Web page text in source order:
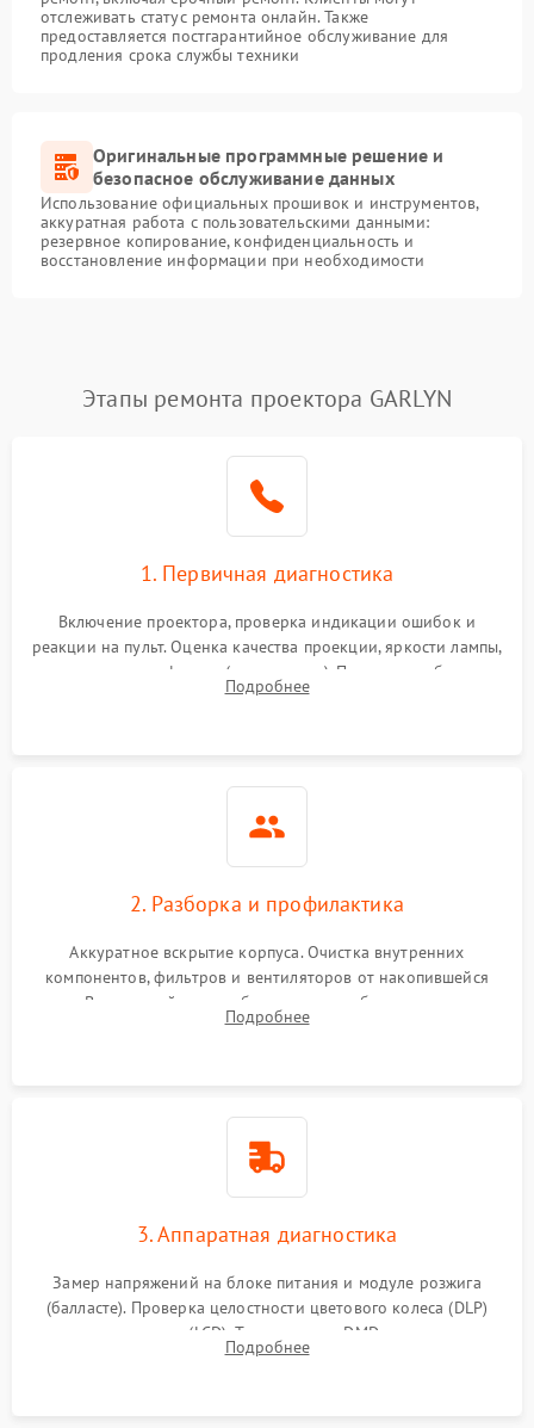
отслеживать статус ремонта онлайн. Также
предоставляется постгарантийное обслуживание для
продления срока службы техники
Оригинальные программные решение и
безопасное обслуживание данных
Использование официальных прошивок и инструментов,
аккуратная работа с пользовательскими данными:
резервное копирование, конфиденциальность и
восстановление информации при необходимости
Этапы ремонта проектора GARLYN
1. Первичная диагностика
Включение проектора, проверка индикации ошибок и
реакции на пульт. Оценка качества проекции, яркости лампы,
наличия артефактов (точки, пятна). Проверка работы
системы охлаждения по уровню шума вентиляторов.
Подробнее
2. Разборка и профилактика
Аккуратное вскрытие корпуса. Очистка внутренних
компонентов, фильтров и вентиляторов от накопившейся
пыли. Визуальный осмотр блока питания, балласта лампы и
материнской платы на наличие прогаров или вздутых
Подробнее
3. Аппаратная диагностика
Замер напряжений на блоке питания и модуле розжига
(балласте). Проверка целостности цветового колеса (DLP)
или поляризаторов (LCD). Тестирование DMD-чипа, датчиков
температуры и оптопар с помощью мультиметра и
Подробнее